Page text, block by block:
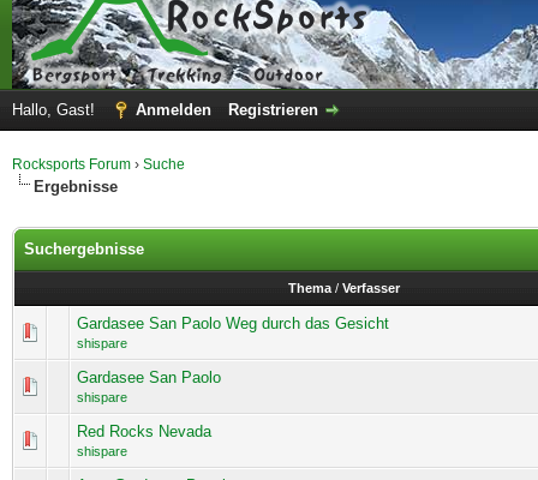
Hallo, Gast! Anmelden Registrieren
Rocksports Forum › Suche
Ergebnisse
Suchergebnisse
Thema / Verfasser
Gardasee San Paolo Weg durch das Gesicht
shispare
Gardasee San Paolo
shispare
Red Rocks Nevada
shispare